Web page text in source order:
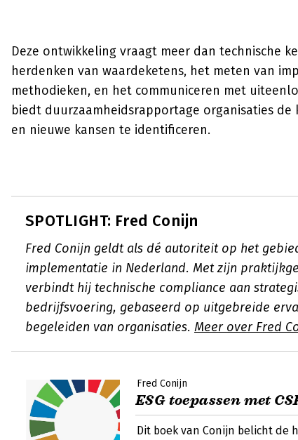
Deze ontwikkeling vraagt meer dan technische
herdenken van waardeketens, het meten van
methodieken, en het communiceren met
biedt duurzaamheidsrapportage organisaties
en nieuwe kansen te identificeren.
SPOTLIGHT: Fred Conijn
Fred Conijn geldt als dé autoriteit op het
implementatie in Nederland. Met zijn
verbindt hij technische compliance aan
bedrijfsvoering, gebaseerd op uitgebreide
begeleiden van organisaties. Meer over Fred
Fred Conijn
ESG toepassen met
Dit boek van Conijn belicht de